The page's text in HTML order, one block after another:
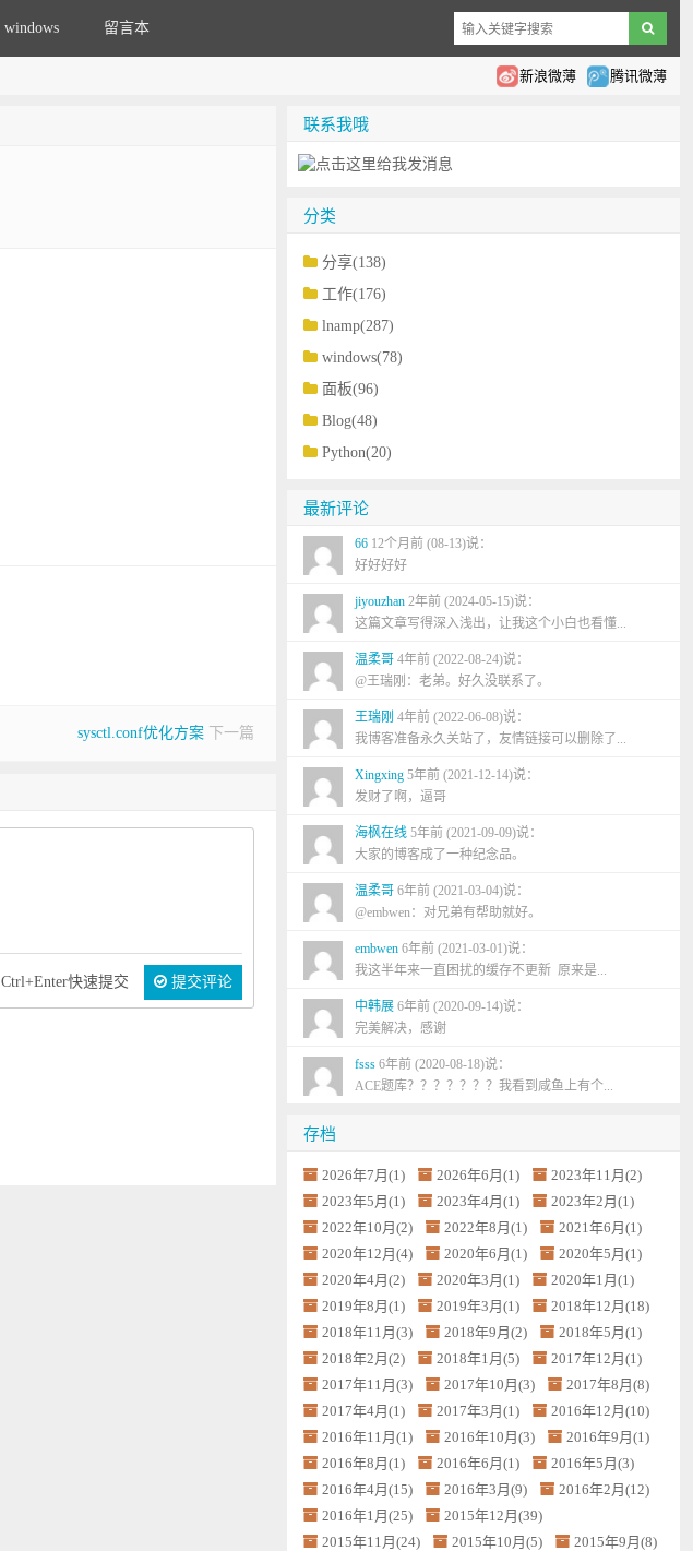
windows 留言本
新浪微薄 腾讯微薄
sysctl.conf优化方案 下一篇
Ctrl+Enter快速提交 提交评论
联系我哦
分类
分享(138)
工作(176)
lnamp(287)
windows(78)
面板(96)
Blog(48)
Python(20)
最新评论
66 12个月前 (08-13)说：
好好好好
jiyouzhan 2年前 (2024-05-15)说：
这篇文章写得深入浅出，让我这个小白也看懂...
温柔哥 4年前 (2022-08-24)说：
@王瑞刚：老弟。好久没联系了。
王瑞刚 4年前 (2022-06-08)说：
我博客准备永久关站了，友情链接可以删除了...
Xingxing 5年前 (2021-12-14)说：
发财了啊，逼哥
海枫在线 5年前 (2021-09-09)说：
大家的博客成了一种纪念品。
温柔哥 6年前 (2021-03-04)说：
@embwen：对兄弟有帮助就好。
embwen 6年前 (2021-03-01)说：
我这半年来一直困扰的缓存不更新 原来是...
中韩展 6年前 (2020-09-14)说：
完美解决，感谢
fsss 6年前 (2020-08-18)说：
ACE题库？？？？？？？我看到咸鱼上有个...
存档
2026年7月(1) 2026年6月(1)
2023年11月(2)
2023年5月(1)
2023年4月(1)
2023年2月(1)
2022年10月(2)
2022年8月(1)
2021年6月(1)
2020年12月(4)
2020年6月(1)
2020年5月(1)
2020年4月(2)
2020年3月(1)
2020年1月(1)
2019年8月(1)
2019年3月(1)
2018年12月(18)
2018年11月(3)
2018年9月(2)
2018年5月(1)
2018年2月(2)
2018年1月(5)
2017年12月(1)
2017年11月(3)
2017年10月(3)
2017年8月(8)
2017年4月(1)
2017年3月(1)
2016年12月(10)
2016年11月(1)
2016年10月(3)
2016年9月(1)
2016年8月(1)
2016年6月(1)
2016年5月(3)
2016年4月(15)
2016年3月(9)
2016年2月(12)
2016年1月(25)
2015年12月(39)
2015年11月(24)
2015年10月(5)
2015年9月(8)